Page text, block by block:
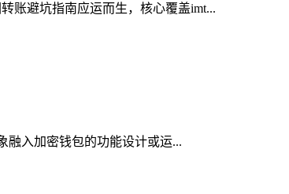
账避坑指南应运而生，核心覆盖imt...
融入加密钱包的功能设计或运...